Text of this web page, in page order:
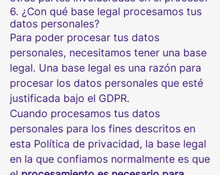
6. ¿Con qué base legal procesamos tus
datos personales?
Para poder procesar tus datos
personales, necesitamos tener una base
legal. Una base legal es una razón para
procesar los datos personales que esté
justificada bajo el GDPR.
Cuando procesamos tus datos
personales para los fines descritos en
esta Política de privacidad, la base legal
en la que confiamos normalmente es que